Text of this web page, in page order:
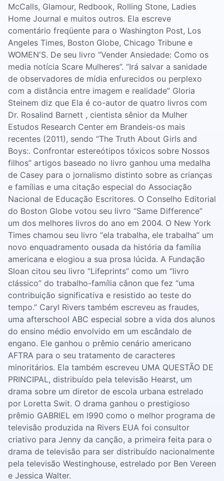
McCalls, Glamour, Redbook, Rolling Stone, Ladies
Home Journal e muitos outros. Ela escreve
comentário freqüente para o Washington Post, Los
Angeles Times, Boston Globe, Chicago Tribune e
WOMEN'S. De seu livro “Vender Ansiedade: Como os
media notícia Scare Mulheres”. “Irá salvar a sanidade
de observadores de mídia enfurecidos ou perplexo
com a distância entre imagem e realidade” Gloria
Steinem diz que Ela é co-autor de quatro livros com
Dr. Rosalind Barnett , cientista sênior da Mulher
Estudos Research Center em Brandeis-os mais
recentes (2011), sendo “The Truth About Girls and
Boys:. Confrontar estereótipos tóxicos sobre Nossos
filhos” artigos baseado no livro ganhou uma medalha
de Casey para o jornalismo distinto sobre as crianças
e famílias e uma citação especial do Associação
Nacional de Educação Escritores. O Conselho Editorial
do Boston Globe votou seu livro “Same Difference”
um dos melhores livros do ano em 2004. O New York
Times chamou seu livro “ela trabalha, ele trabalha” um
novo enquadramento ousada da história da família
americana e elogiou a sua prosa lúcida. A Fundação
Sloan citou seu livro “Lifeprints” como um “livro
clássico” do trabalho-família cânon que fez “uma
contribuição significativa e resistido ao teste do
tempo.” Caryl Rivers também escreveu as fraudes,
uma afterschool ABC especial sobre a vida dos alunos
do ensino médio envolvido em um escândalo de
engano. Ele ganhou o prêmio cenário americano
AFTRA para o seu tratamento de caracteres
minoritários. Ela também escreveu UMA QUESTÃO DE
PRINCIPAL, distribuído pela televisão Hearst, um
drama sobre um diretor de escola urbana estrelado
por Loretta Swit. O drama ganhou o prestigioso
prêmio GABRIEL em l990 como o melhor programa de
televisão produzida na Rivers EUA foi consultor
criativo para Jenny da canção, a primeira feita para o
drama de televisão para ser distribuído nacionalmente
pela televisão Westinghouse, estrelado por Ben Vereen
e Jessica Walter.